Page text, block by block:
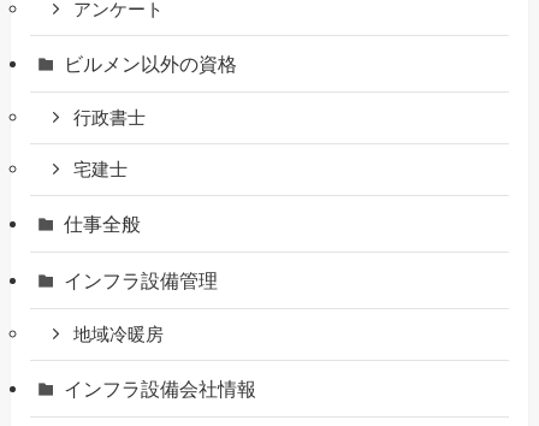
アンケート
ビルメン以外の資格
行政書士
宅建士
仕事全般
インフラ設備管理
地域冷暖房
インフラ設備会社情報